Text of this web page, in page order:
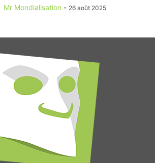
Mr Mondialisation - 26 août 2025